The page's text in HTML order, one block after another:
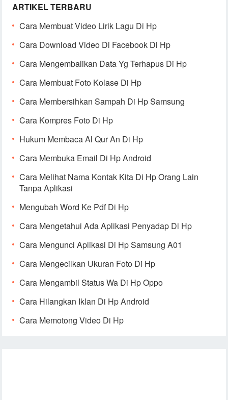
ARTIKEL TERBARU
Cara Membuat Video Lirik Lagu Di Hp
Cara Download Video Di Facebook Di Hp
Cara Mengembalikan Data Yg Terhapus Di Hp
Cara Membuat Foto Kolase Di Hp
Cara Membersihkan Sampah Di Hp Samsung
Cara Kompres Foto Di Hp
Hukum Membaca Al Qur An Di Hp
Cara Membuka Email Di Hp Android
Cara Melihat Nama Kontak Kita Di Hp Orang Lain
Tanpa Aplikasi
Mengubah Word Ke Pdf Di Hp
Cara Mengetahui Ada Aplikasi Penyadap Di Hp
Cara Mengunci Aplikasi Di Hp Samsung A01
Cara Mengecilkan Ukuran Foto Di Hp
Cara Mengambil Status Wa Di Hp Oppo
Cara Hilangkan Iklan Di Hp Android
Cara Memotong Video Di Hp